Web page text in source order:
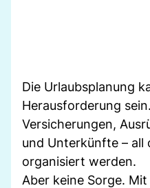
Die Urlaubsplanung
Herausforderung
Versicherungen,
und Unterkünfte – all
organisiert werden.
Aber keine Sorge.